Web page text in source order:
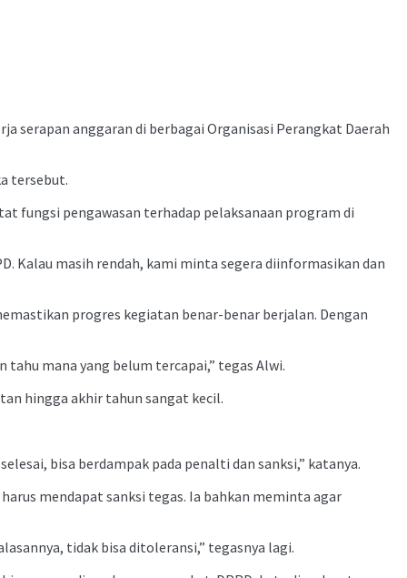
serapan anggaran di berbagai Organisasi Perangkat Daerah
tersebut.
fungsi pengawasan terhadap pelaksanaan program di
Kalau masih rendah, kami minta segera diinformasikan dan
progres kegiatan benar-benar berjalan. Dengan
mana yang belum tercapai,” tegas Alwi.
hingga akhir tahun sangat kecil.
bisa berdampak pada penalti dan sanksi,” katanya.
mendapat sanksi tegas. Ia bahkan meminta agar
tidak bisa ditoleransi,” tegasnya lagi.